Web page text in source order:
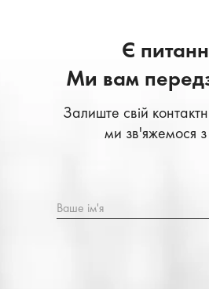
Є
Ми вам
Залиште свій
ми зв'яжемося
Ваше ім'я